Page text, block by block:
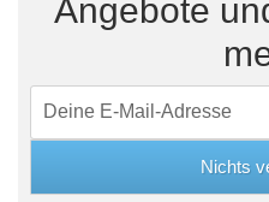
Angebote